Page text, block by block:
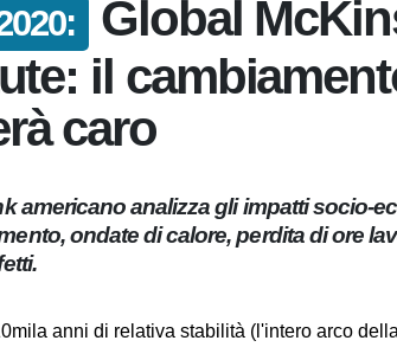
Global
il
caro
americano analizza gli impatti
ondate di calore,
possibili effetti.
anni di relativa stabilità (l'intero arco